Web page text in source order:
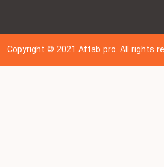
Copyright © 202 1Aftab pro. All rights